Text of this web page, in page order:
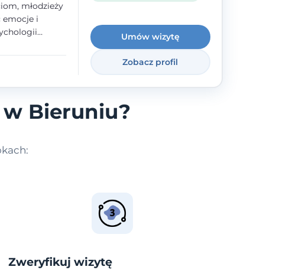
młodzieży
emocje i
mnie
Umów wizytę
Zobacz profil
Bieruniu?
Zweryfikuj wizytę